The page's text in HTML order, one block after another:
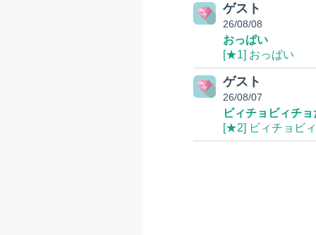
ゲスト
26/08/08
おっぱい
[★1] おっぱい
ゲスト
26/08/07
ビィチョビィチ
[★2] ビィチョビ